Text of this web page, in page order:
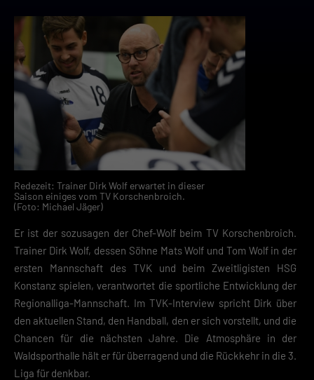
Redezeit: Trainer Dirk Wolf erwartet in dieser
Saison einiges vom TV Korschenbroich.
(Foto: Michael Jäger)
Er ist der sozusagen der Chef-Wolf beim TV Korschenbroich.
Trainer Dirk Wolf, dessen Söhne Mats Wolf und Tom Wolf in der
ersten Mannschaft des TVK und beim Zweitligisten HSG
Konstanz spielen, verantwortet die sportliche Entwicklung der
Regionalliga-Mannschaft. Im TVK-Interview spricht Dirk über
den aktuellen Stand, den Handball, den er sich vorstellt, und die
Chancen für die nächsten Jahre. Die Atmosphäre in der
Waldsporthalle hält er für überragend und die Rückkehr in die 3.
Liga für denkbar.